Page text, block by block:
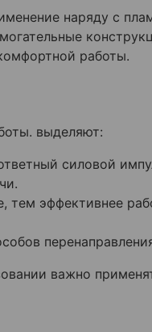
наряду с
работы.
выделяют:
силовой
эффективнее
важно